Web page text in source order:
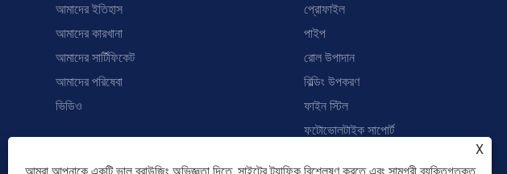
আমাদের ইতিহাস
আমাদের কারখানা
আমাদের সার্টিফিকেট
আমাদের পরিষেবা
ভিডিও
প্রোফাইল
পাইপ
রোল উপাদান
বিল্ডিং উপকরণ
ফাইন স্টিল
ফটোভোলটাইক সাপোর্ট
X